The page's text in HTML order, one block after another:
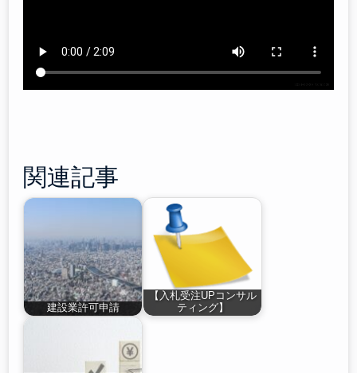
関連記事
建設業許可申請
【入札受注UPコンサル
ティング】